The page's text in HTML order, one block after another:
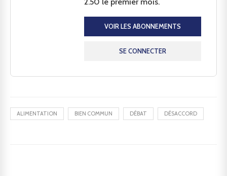
VOIR LES ABONNEMENTS
SE CONNECTER
ALIMENTATION BIEN COMMUN DÉBAT DÉSACCORD